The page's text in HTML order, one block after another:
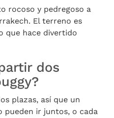
rocoso y pedregoso a
El terreno es
que hace divertido
dos
plazas, así que un
pueden ir juntos, o cada